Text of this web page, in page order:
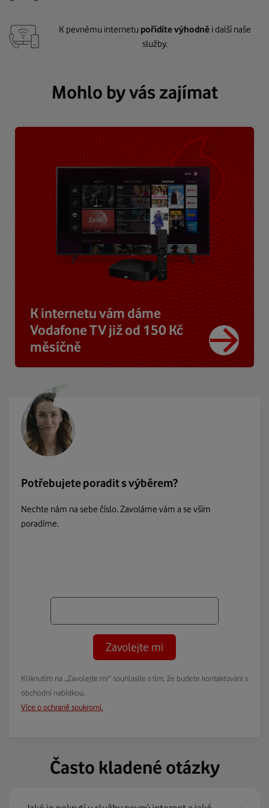
K pevnému internetu pořídíte výhodně i další naše
služby.
Mohlo by vás zajímat
K internetu vám dáme
Vodafone TV již od 150 Kč
měsíčně
Potřebujete poradit s výběrem?
Nechte nám na sebe číslo. Zavoláme vám a se vším
poradíme.
Zavolejte mi
Kliknutím na „Zavolejte mi“ souhlasíte s tím, že budete kontaktováni s
obchodní nabídkou.
Více o ochraně soukromí.
Často kladené otázky